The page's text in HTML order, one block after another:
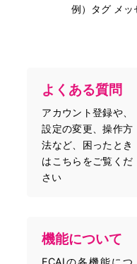
例）タグ メッ
よくある質問
アカウント登録や、
設定の変更、操作方
法など、困ったとき
はこちらをご覧くだ
さい
機能について